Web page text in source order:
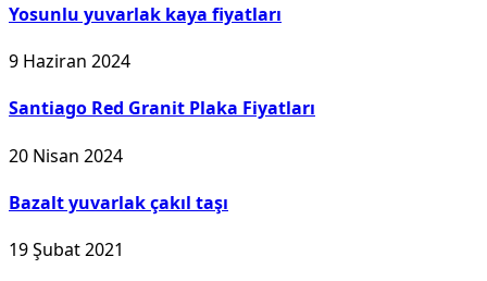
Yosunlu yuvarlak kaya fiyatları
9 Haziran 2024
Santiago Red Granit Plaka Fiyatları
20 Nisan 2024
Bazalt yuvarlak çakıl taşı
19 Şubat 2021